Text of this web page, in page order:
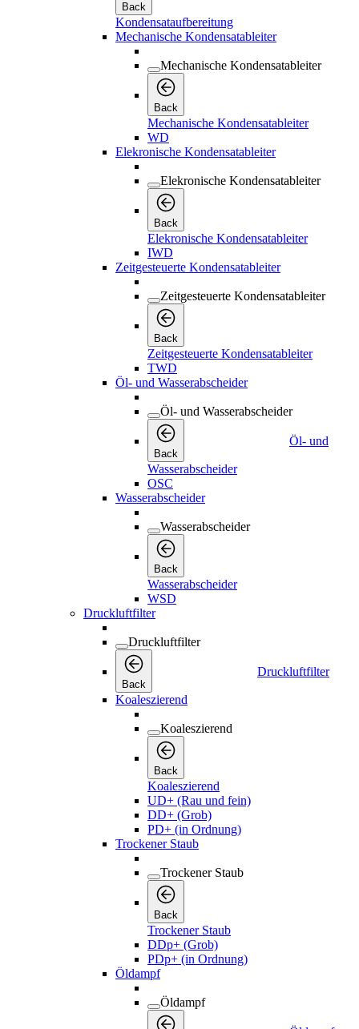
Back
Kondensataufbereitung
Mechanische Kondensatableiter
Mechanische Kondensatableiter
Back
Mechanische Kondensatableiter
WD
Elekronische Kondensatableiter
Elekronische Kondensatableiter
Back
Elekronische Kondensatableiter
IWD
Zeitgesteuerte Kondensatableiter
Zeitgesteuerte Kondensatableiter
Back
Zeitgesteuerte Kondensatableiter
TWD
Öl- und Wasserabscheider
Öl- und Wasserabscheider
Back
Öl- und
Wasserabscheider
OSC
Wasserabscheider
Wasserabscheider
Back
Wasserabscheider
WSD
Druckluftfilter
Druckluftfilter
Back
Druckluftfilter
Koaleszierend
Koaleszierend
Back
Koaleszierend
UD+ (Rau und fein)
DD+ (Grob)
PD+ (in Ordnung)
Trockener Staub
Trockener Staub
Back
Trockener Staub
DDp+ (Grob)
PDp+ (in Ordnung)
Öldampf
Öldampf